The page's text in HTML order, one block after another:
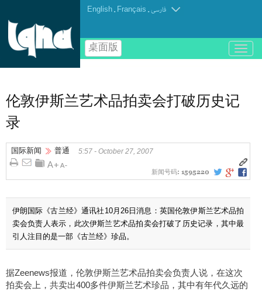
English . Français .فارسی
桌面版
باز
و
伦敦伊斯兰艺术品拍卖会打破历史记
录
国际新闻 普通 5:57 - October 27, 2007
新闻号码: 1595220
伊朗国际《古兰经》通讯社10月26日消息：英国伦敦伊斯兰艺术品拍
卖会负责人表示，此次伊斯兰艺术品拍卖会打破了历史记录，其中最
引人注目的是一部《古兰经》珍品。
据Zeenews报道，伦敦伊斯兰艺术品拍卖会负责人说，在这次
拍卖会上，共卖出400多件伊斯兰艺术珍品，其中有年代久远的